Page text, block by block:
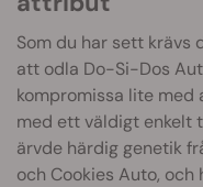
Som du har sett krävs
att odla Do-Si-Dos
kompromissa lite med
med ett väldigt enkelt
ärvde härdig genetik
och Cookies Auto, och